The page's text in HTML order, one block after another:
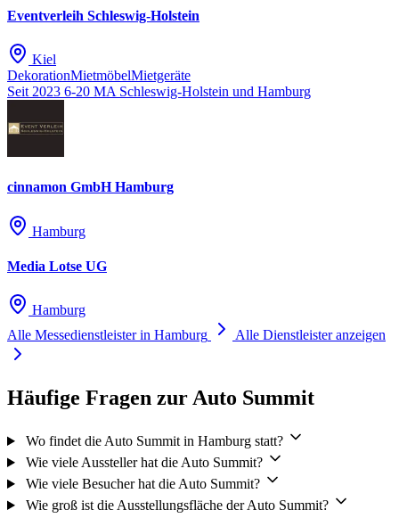
Eventverleih Schleswig-Holstein
Kiel
DekorationMietmöbelMietgeräte
Seit 2023 6-20 MA Schleswig-Holstein und Hamburg
cinnamon GmbH Hamburg
Hamburg
Media Lotse UG
Hamburg
Alle Messedienstleister in Hamburg
Alle Dienstleister anzeigen
Häufige Fragen zur Auto Summit
Wo findet die Auto Summit in Hamburg statt?
Wie viele Aussteller hat die Auto Summit?
Wie viele Besucher hat die Auto Summit?
Wie groß ist die Ausstellungsfläche der Auto Summit?